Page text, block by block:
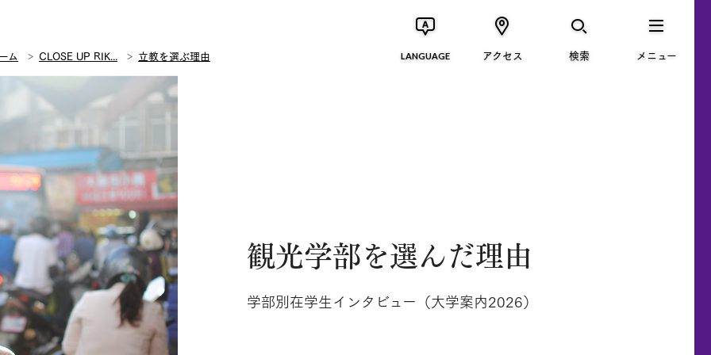
ム CLOSE UP RIK... 立教を選ぶ理由 LANGUAGE アクセス 検索 メニュー
観光学部を選んだ理由
学部別在学生インタビュー（大学案内2026）